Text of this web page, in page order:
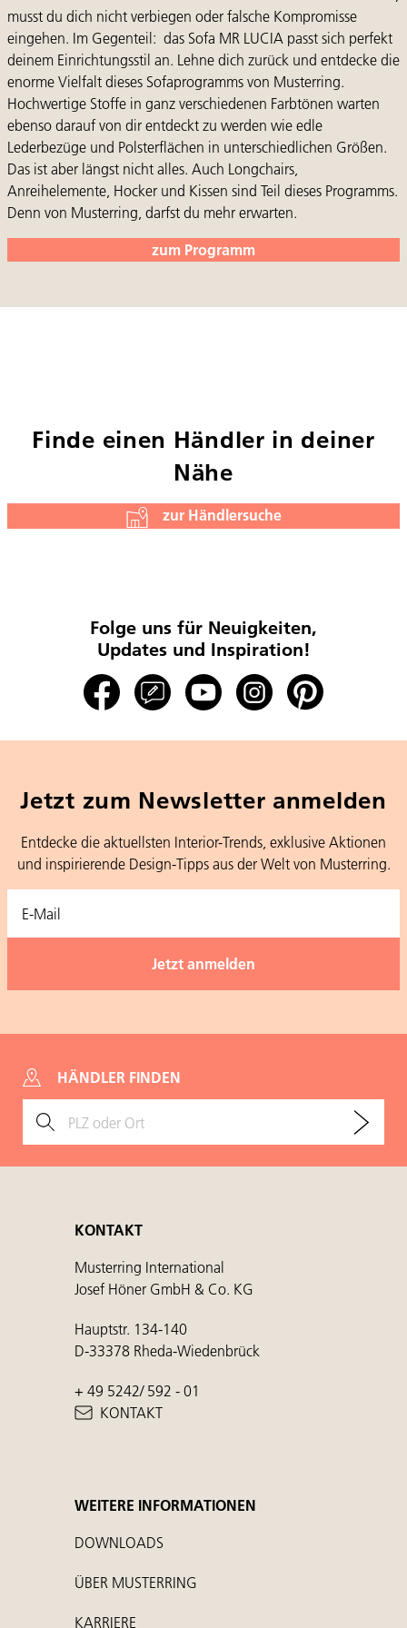
musst du dich nicht verbiegen oder falsche Kompromisse
eingehen. Im Gegenteil: das Sofa MR LUCIA passt sich perfekt
deinem Einrichtungsstil an. Lehne dich zurück und entdecke die
enorme Vielfalt dieses Sofaprogramms von Musterring.
Hochwertige Stoffe in ganz verschiedenen Farbtönen warten
ebenso darauf von dir entdeckt zu werden wie edle
Lederbezüge und Polsterflächen in unterschiedlichen Größen.
Das ist aber längst nicht alles. Auch Longchairs,
Anreihelemente, Hocker und Kissen sind Teil dieses Programms.
Denn von Musterring, darfst du mehr erwarten.
zum Programm
Finde einen Händler in deiner
Nähe
zur Händlersuche
Folge uns für Neuigkeiten,
Updates und Inspiration!
Jetzt zum Newsletter anmelden
Entdecke die aktuellsten Interior-Trends, exklusive Aktionen
und inspirierende Design-Tipps aus der Welt von Musterring.
HÄNDLER FINDEN
KONTAKT
Musterring International
Josef Höner GmbH & Co. KG
Hauptstr. 134-140
D-33378 Rheda-Wiedenbrück
+ 49 5242/ 592 - 01
KONTAKT
WEITERE INFORMATIONEN
DOWNLOADS
ÜBER MUSTERRING
KARRIERE